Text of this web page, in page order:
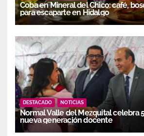
Coba en Mineral del Chico: café,
para escaparte en Hidalgo
DESTACADO NOTICIAS
Normal Valle del Mezquital celebra
nueva generación docente